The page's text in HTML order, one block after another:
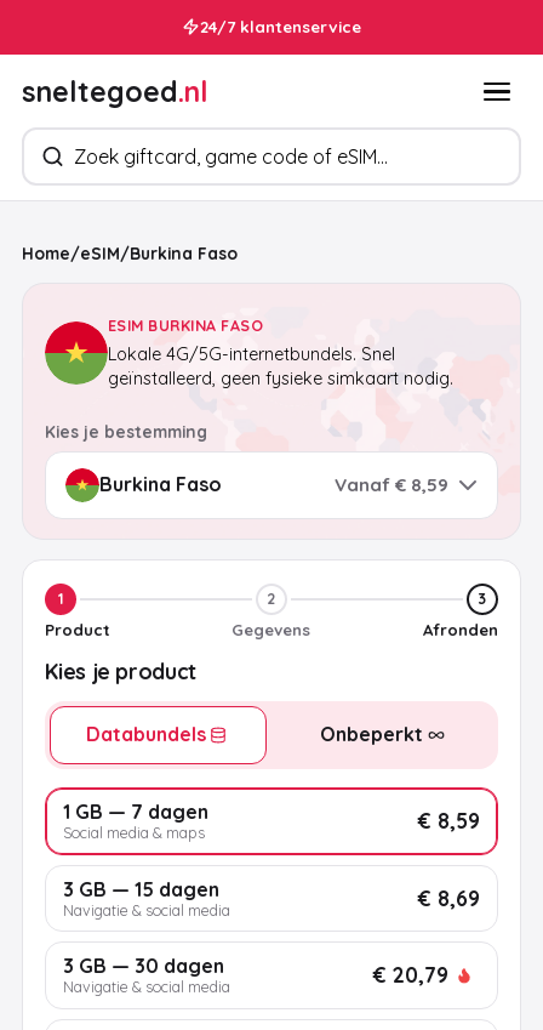
Binnen 30 seconden in je mailbox
24/7 klantenservice
sneltegoed.nl
Zoek producten
Home/eSIM/Burkina Faso
ESIM BURKINA FASO
Lokale 4G/5G-internetbundels. Snel
geïnstalleerd, geen fysieke simkaart nodig.
Kies je bestemming
Vanaf € 8,59
1
Product
2
Gegevens
3
Afronden
Kies je product
Databundels Onbeperkt
1 GB — 7 dagen
Social media & maps € 8,59
3 GB — 15 dagen
Navigatie & social media € 8,69
3 GB — 30 dagen
Navigatie & social media € 20,79